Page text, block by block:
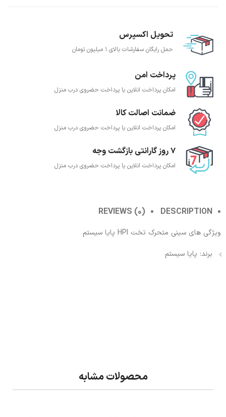
تحویل اکسپرس
حمل رایگان سفارشات بالای 1 میلیون تومان
پرداخت امن
امکان پرداخت انلاین یا پرداخت حضروی درب منزل
ضمانت اصالت کالا
امکان پرداخت انلاین یا پرداخت حضروی درب منزل
7 روز گارانتی بازگشت وجه
امکان پرداخت انلاین یا پرداخت حضروی درب منزل
DESCRIPTION
REVIEWS (0)
ویژگی های سینی متحرک تخت HPI پایا سیستم
برند: پایا سیستم
محصولات مشابه